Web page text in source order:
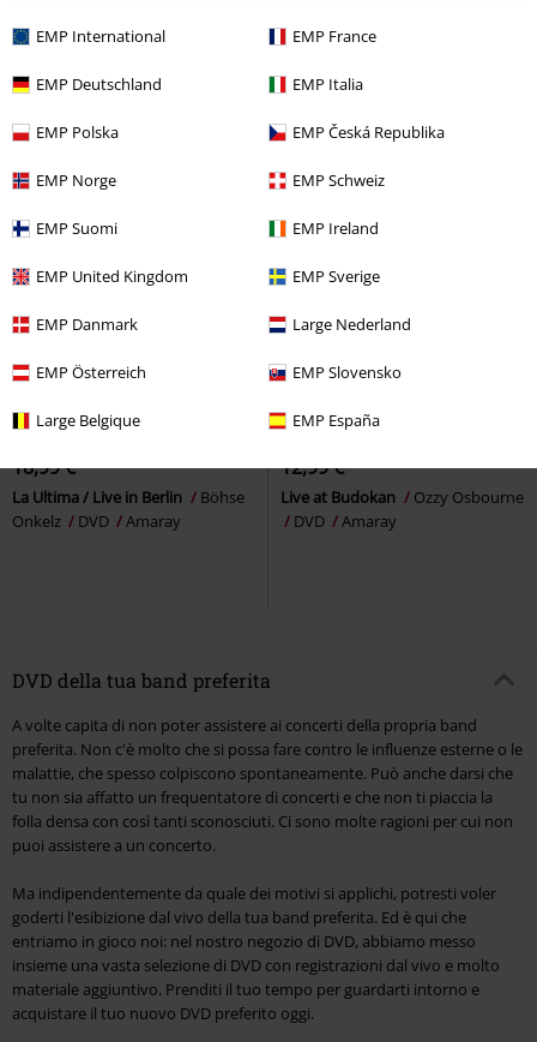
EMP International EMP France
EMP Deutschland EMP Italia
EMP Polska EMP Česká Republika
EMP Norge EMP Schweiz
EMP Suomi EMP Ireland
EMP United Kingdom EMP Sverige
EMP Danmark Large Nederland
EMP Österreich EMP Slovensko
Large Belgique EMP España
Live After Death
Iron Maiden
Nur zu Besuch: Unplugged im
Hosen
DVD
Quasi esaurito
18,99 €
La Ultima / Live in Berlin
Böhse
Onkelz
DVD Amaray
Quasi esaurito
12,99 €
Live at Budokan
Ozzy Osbourne
DVD
Amaray
DVD della tua band preferita
A volte capita di non poter assistere ai concerti della propria band
preferita. Non c'è molto che si possa fare contro le influenze esterne o le
malattie, che spesso colpiscono spontaneamente. Può anche darsi che
tu non sia affatto un frequentatore di concerti e che non ti piaccia la
folla densa con così tanti sconosciuti. Ci sono molte ragioni per cui non
puoi assistere a un concerto.
Ma indipendentemente da quale dei motivi si applichi, potresti voler
goderti l'esibizione dal vivo della tua band preferita. Ed è qui che
entriamo in gioco noi: nel nostro negozio di DVD, abbiamo messo
insieme una vasta selezione di DVD con registrazioni dal vivo e molto
materiale aggiuntivo. Prenditi il tuo tempo per guardarti intorno e
acquistare il tuo nuovo DVD preferito oggi.